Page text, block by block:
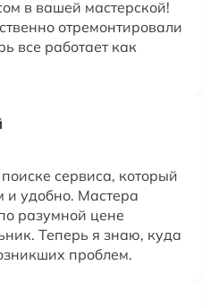
в вашей мастерской!
отремонтировали
все работает как
сервиса, который
и удобно. Мастера
разумной цене
Теперь я знаю, куда
проблем.